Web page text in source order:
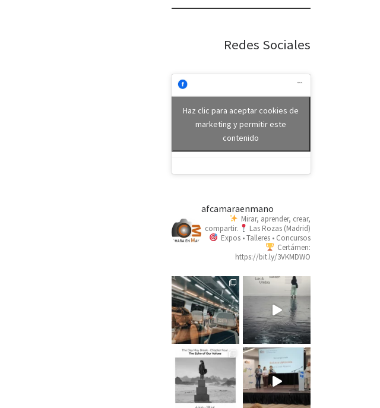
Redes Sociales
Haz clic para aceptar cookies de
marketing y permitir este
contenido
afcamaraenmano
Mirar, aprender, crear,
compartir.
Las Rozas (Madrid)
Expos • Talleres • Concursos
Certámen:
https://bit.ly/3VKMDWO